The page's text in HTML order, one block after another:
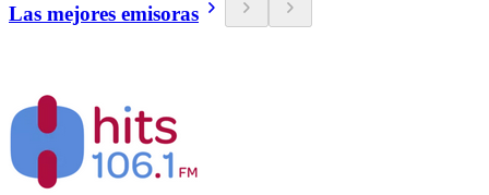
Las mejores emisoras